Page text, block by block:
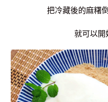
把冷藏後的麻糬
就可以開